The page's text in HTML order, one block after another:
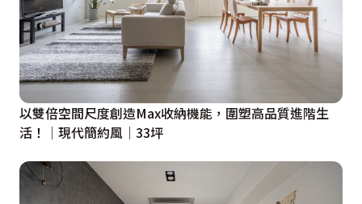
以雙倍空間尺度創造Max收納機能，圍塑高品質進階生
活！│現代簡約風│33坪